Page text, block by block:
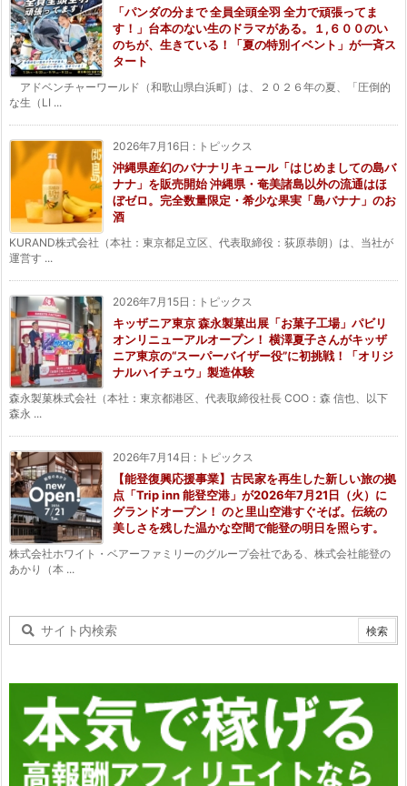
「パンダの分まで 全員全頭全羽 全力で頑張ってま
す！」台本のない生のドラマがある。１,６００のい
のちが、生きている！「夏の特別イベント」が一斉ス
タート
アドベンチャーワールド（和歌山県白浜町）は、２０２６年の夏、「圧倒的
な生（LI ...
2026年7月16日 : トピックス
沖縄県産幻のバナナリキュール「はじめましての島バ
ナナ」を販売開始 沖縄県・奄美諸島以外の流通はほ
ぼゼロ。完全数量限定・希少な果実「島バナナ」のお
酒
KURAND株式会社（本社：東京都足立区、代表取締役：荻原恭朗）は、当社が
運営す ...
2026年7月15日 : トピックス
キッザニア東京 森永製菓出展「お菓子工場」パビリ
オンリニューアルオープン！ 横澤夏子さんがキッザ
ニア東京の“スーパーバイザー役”に初挑戦！「オリジ
ナルハイチュウ」製造体験
森永製菓株式会社（本社：東京都港区、代表取締役社長 COO：森 信也、以下
森永 ...
2026年7月14日 : トピックス
【能登復興応援事業】古民家を再生した新しい旅の拠
点「Trip inn 能登空港」が2026年7月21日（火）に
グランドオープン！ のと里山空港すぐそば。伝統の
美しさを残した温かな空間で能登の明日を照らす。
株式会社ホワイト・ベアーファミリーのグループ会社である、株式会社能登の
あかり（本 ...